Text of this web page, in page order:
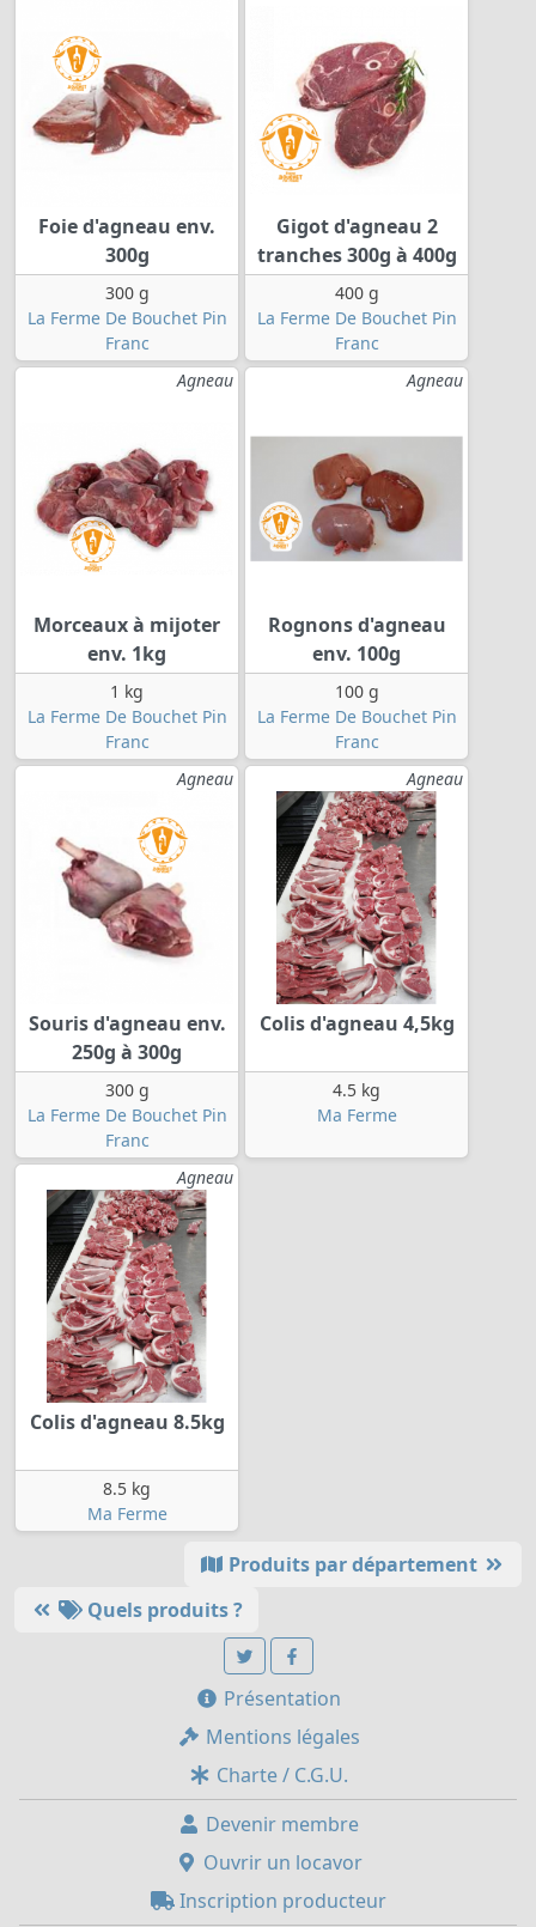
Foie d'agneau env.
300g
300 g
La Ferme De Bouchet Pin
Franc
Gigot d'agneau 2
tranches 300g à 400g
400 g
La Ferme De Bouchet Pin
Franc
Agneau
Morceaux à mijoter
env. 1kg
1 kg
La Ferme De Bouchet Pin
Franc
Agneau
Rognons d'agneau
env. 100g
100 g
La Ferme De Bouchet Pin
Franc
Agneau
Souris d'agneau env.
250g à 300g
300 g
La Ferme De Bouchet Pin
Franc
Agneau
Colis d'agneau 4,5kg
4.5 kg
Ma Ferme
Agneau
Colis d'agneau 8.5kg
8.5 kg
Ma Ferme
Produits par département
Quels produits ?
Présentation
Mentions légales
Charte / C.G.U.
Devenir membre
Ouvrir un locavor
Inscription producteur